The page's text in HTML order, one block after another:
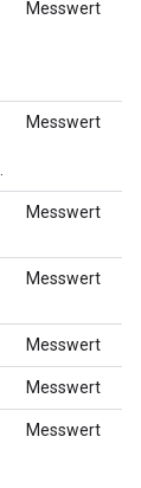
Messwert
Messwert
Messwert
Messwert
Messwert
Messwert
Messwert